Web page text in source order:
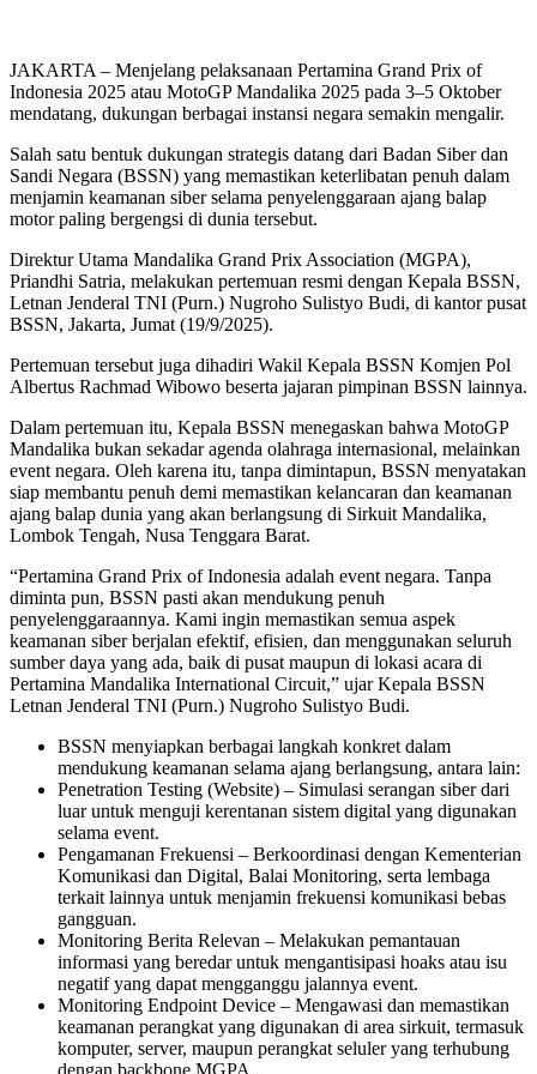
JAKARTA – Menjelang pelaksanaan Pertamina Grand Prix of
Indonesia 2025 atau MotoGP Mandalika 2025 pada 3–5 Oktober
mendatang, dukungan berbagai instansi negara semakin mengalir.
Salah satu bentuk dukungan strategis datang dari Badan Siber dan
Sandi Negara (BSSN) yang memastikan keterlibatan penuh dalam
menjamin keamanan siber selama penyelenggaraan ajang balap
motor paling bergengsi di dunia tersebut.
Direktur Utama Mandalika Grand Prix Association (MGPA),
Priandhi Satria, melakukan pertemuan resmi dengan Kepala BSSN,
Letnan Jenderal TNI (Purn.) Nugroho Sulistyo Budi, di kantor pusat
BSSN, Jakarta, Jumat (19/9/2025).
Pertemuan tersebut juga dihadiri Wakil Kepala BSSN Komjen Pol
Albertus Rachmad Wibowo beserta jajaran pimpinan BSSN lainnya.
Dalam pertemuan itu, Kepala BSSN menegaskan bahwa MotoGP
Mandalika bukan sekadar agenda olahraga internasional, melainkan
event negara. Oleh karena itu, tanpa dimintapun, BSSN menyatakan
siap membantu penuh demi memastikan kelancaran dan keamanan
ajang balap dunia yang akan berlangsung di Sirkuit Mandalika,
Lombok Tengah, Nusa Tenggara Barat.
“Pertamina Grand Prix of Indonesia adalah event negara. Tanpa
diminta pun, BSSN pasti akan mendukung penuh
penyelenggaraannya. Kami ingin memastikan semua aspek
keamanan siber berjalan efektif, efisien, dan menggunakan seluruh
sumber daya yang ada, baik di pusat maupun di lokasi acara di
Pertamina Mandalika International Circuit,” ujar Kepala BSSN
Letnan Jenderal TNI (Purn.) Nugroho Sulistyo Budi.
BSSN menyiapkan berbagai langkah konkret dalam
mendukung keamanan selama ajang berlangsung, antara lain:
Penetration Testing (Website) – Simulasi serangan siber dari
luar untuk menguji kerentanan sistem digital yang digunakan
selama event.
Pengamanan Frekuensi – Berkoordinasi dengan Kementerian
Komunikasi dan Digital, Balai Monitoring, serta lembaga
terkait lainnya untuk menjamin frekuensi komunikasi bebas
gangguan.
Monitoring Berita Relevan – Melakukan pemantauan
informasi yang beredar untuk mengantisipasi hoaks atau isu
negatif yang dapat mengganggu jalannya event.
Monitoring Endpoint Device – Mengawasi dan memastikan
keamanan perangkat yang digunakan di area sirkuit, termasuk
komputer, server, maupun perangkat seluler yang terhubung
dengan backbone MGPA.